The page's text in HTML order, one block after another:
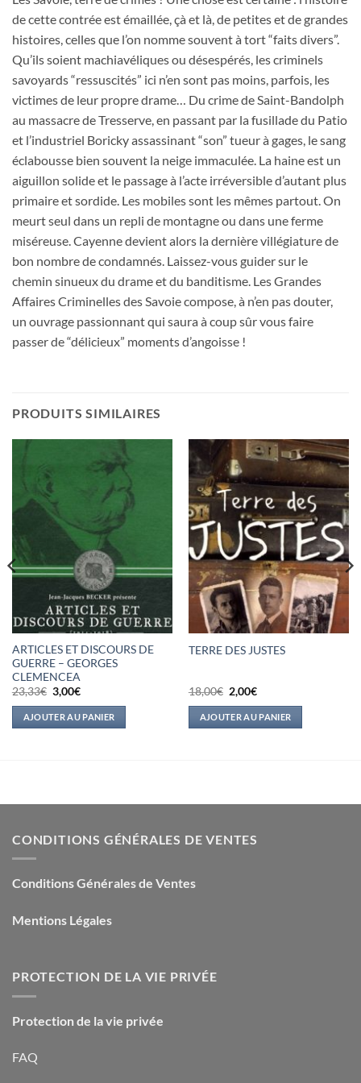
de cette contrée est émaillée, çà et là, de petites et de grandes
histoires, celles que l’on nomme souvent à tort “faits divers”.
Qu’ils soient machiavéliques ou désespérés, les criminels
savoyards “ressuscités” ici n’en sont pas moins, parfois, les
victimes de leur propre drame… Du crime de Saint-Bandolph
au massacre de Tresserve, en passant par la fusillade du Patio
et l’industriel Boricky assassinant “son” tueur à gages, le sang
éclabousse bien souvent la neige immaculée. La haine est un
aiguillon solide et le passage à l’acte irréversible d’autant plus
primaire et sordide. Les mobiles sont les mêmes partout. On
meurt seul dans un repli de montagne ou dans une ferme
miséreuse. Cayenne devient alors la dernière villégiature de
bon nombre de condamnés. Laissez-vous guider sur le
chemin sinueux du drame et du banditisme. Les Grandes
Affaires Criminelles des Savoie compose, à n’en pas douter,
un ouvrage passionnant qui saura à coup sûr vous faire
passer de “délicieux” moments d’angoisse !
PRODUITS SIMILAIRES
ARTICLES ET DISCOURS DE
GUERRE – GEORGES
CLEMENCEA
23,33€ Le
prix
initial
était :
23,33€.
3,00€Le
actuel
est :
3,00€.
AJOUTER AU PANIER
TERRE DES JUSTES
18,00€ Le
prix
initial
était :
18,00€.
2,00€Le
actuel
est :
2,00€.
AJOUTER AU PANIER
CONDITIONS GÉNÉRALES DE VENTES
Conditions Générales de Ventes
Mentions Légales
PROTECTION DE LA VIE PRIVÉE
Protection de la vie privée
FAQ